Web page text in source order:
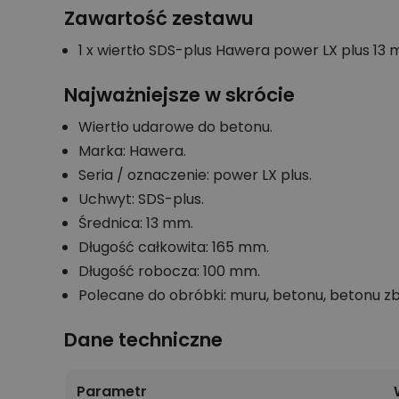
Zawartość zestawu
1 x wiertło SDS-plus Hawera power LX plus 13
Najważniejsze w skrócie
Wiertło udarowe do betonu.
Marka: Hawera.
Seria / oznaczenie: power LX plus.
Uchwyt: SDS-plus.
Średnica: 13 mm.
Długość całkowita: 165 mm.
Długość robocza: 100 mm.
Polecane do obróbki: muru, betonu, betonu
Dane techniczne
Parametr